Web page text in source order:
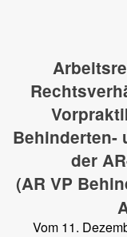
Behinderten-
der
(AR VP
Vom 11.